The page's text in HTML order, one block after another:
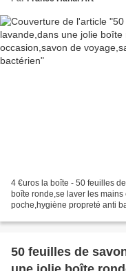
4 €uros la boîte - 50 feuilles
boîte ronde,se laver les
poche,hygiène propreté anti
50 feuilles de